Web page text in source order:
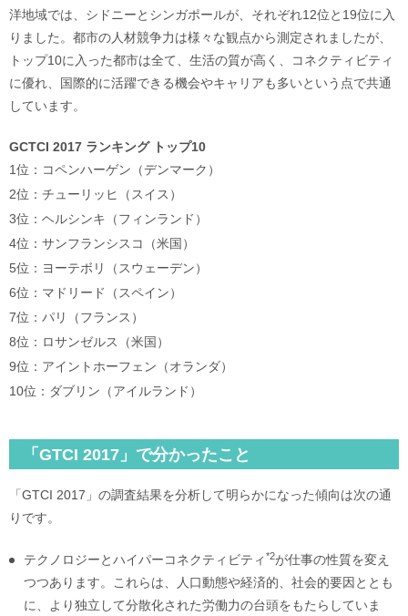
洋地域では、シドニーとシンガポールが、それぞれ12位と19位に入
りました。都市の人材競争力は様々な観点から測定されましたが、
トップ10に入った都市は全て、生活の質が高く、コネクティビティ
に優れ、国際的に活躍できる機会やキャリアも多いという点で共通
しています。
GCTCI 2017 ランキング トップ10
1位：コペンハーゲン（デンマーク）
2位：チューリッヒ（スイス）
3位：ヘルシンキ（フィンランド）
4位：サンフランシスコ（米国）
5位：ヨーテボリ（スウェーデン）
6位：マドリード（スペイン）
7位：パリ（フランス）
8位：ロサンゼルス（米国）
9位：アイントホーフェン（オランダ）
10位：ダブリン（アイルランド）
「GTCI 2017」で分かったこと
「GTCI 2017」の調査結果を分析して明らかになった傾向は次の通
りです。
テクノロジーとハイパーコネクティビティ *2が仕事の性質を変え
つつあります。これらは、人口動態や経済的、社会的要因ととも
に、より独立して分散化された労働力の台頭をもたらしていま